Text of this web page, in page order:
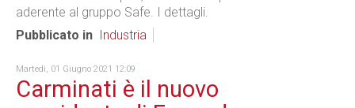
aderente al gruppo Safe. I dettagli.
Pubblicato in
Industria
Martedì, 01 Giugno 2021 12:09
Carminati è il nuovo